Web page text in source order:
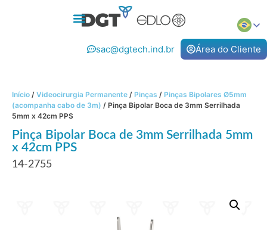
sac@dgtech.ind.br Área do Cliente
Início / Videocirurgia Permanente / Pinças / Pinças Bipolares Ø5mm
(acompanha cabo de 3m) / Pinça Bipolar Boca de 3mm Serrilhada
5mm x 42cm PPS
Pinça Bipolar Boca de 3mm Serrilhada 5mm
x 42cm PPS
14-2755